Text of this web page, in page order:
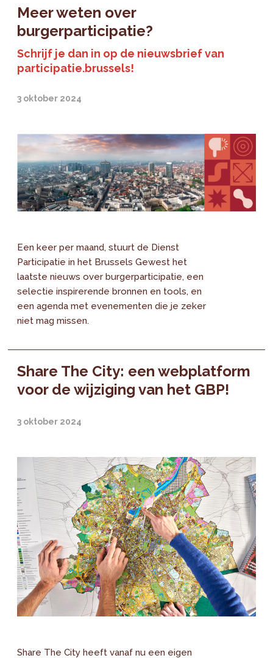
Meer weten over
burgerparticipatie?
Schrijf je dan in op de nieuwsbrief van
participatie.brussels!
3 oktober 2024
Een keer per maand, stuurt de Dienst
Participatie in het Brussels Gewest het
laatste nieuws over burgerparticipatie, een
selectie inspirerende bronnen en tools, en
een agenda met evenementen die je zeker
niet mag missen.
Share The City: een webplatform
voor de wijziging van het GBP!
3 oktober 2024
Share The City heeft vanaf nu een eigen